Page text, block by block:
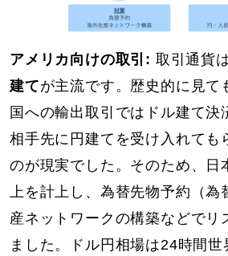
アメリカ向けの取引: 取引通貨
建てが主流です。歴史的に見て
国への輸出取引ではドル建て決
相手先に円建てを受け入れても
のが現実でした。そのため、日
上を計上し、為替先物予約（為
産ネットワークの構築などでリ
ました。ドル円相場は24時間